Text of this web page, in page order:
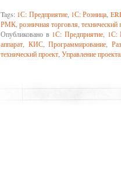
Tags: 1С: Предприятие, 1С: Розница
РМК розничная торговля технический
Опубликовано в 1С: Предприятие,
1С:
аппарат
КИС,Программирование ,
технический проект Управление